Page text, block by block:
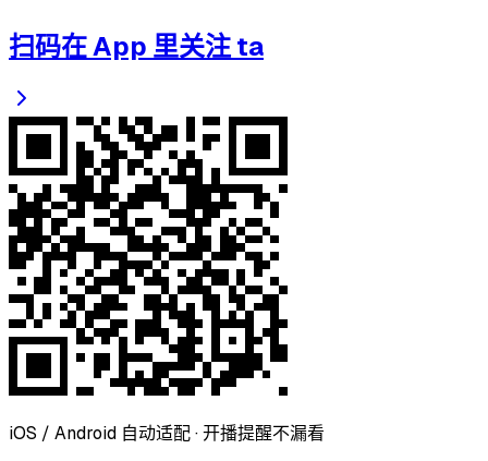
扫码在 App 里关注 ta
iOS / Android 自动适配 · 开播提醒不漏看